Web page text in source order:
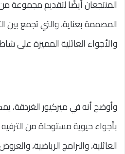
المنتجعان أيضًا لتقديم مجموعة
المصممة بعناية، والتي تجمع بين
والأجواء العائلية المميزة على
وأوضح أنه في ميركيور الغردقة،
بأجواء حيوية مستوحاة من
العائلية، والبرامج الرياضية،